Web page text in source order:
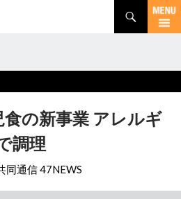
の新事業 アレルギ
調理
同通信 47NEWS